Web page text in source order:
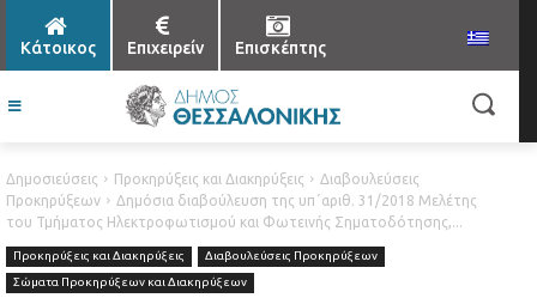
Κάτοικος Επιχειρείν Επισκέπτης
Δημοσιεύσεις Προκηρύξεις και Διακηρύξεις
Διαβουλεύσεις
Προκηρύξεων
Δημόσια διαβούλευση της υπ΄αριθ. 31/2018 Μελέτης
του Τμήματος Ηλεκτροφωτισμού και Φωτεινής Σηματοδότησης,...
Προκηρύξεις και Διακηρύξεις
Διαβουλεύσεις Προκηρύξεων
Σώματα Προκηρύξεων και Διακηρύξεων